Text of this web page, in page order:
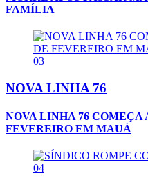
FAMÍLIA
03
NOVA LINHA 76
NOVA LINHA 76 COMEÇA
FEVEREIRO EM MAUÁ
04